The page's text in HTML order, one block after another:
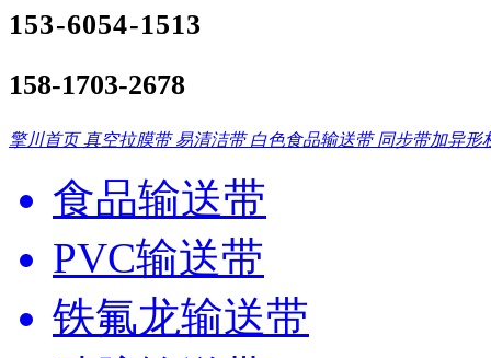
153-6054-1513
158-1703-2678
擎川首页 真空拉膜带 易清洁带 白色食品输送带 同步带加异形
食品输送带
PVC输送带
铁氟龙输送带